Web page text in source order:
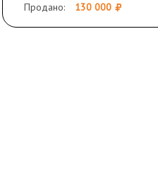
Продано: 130 000